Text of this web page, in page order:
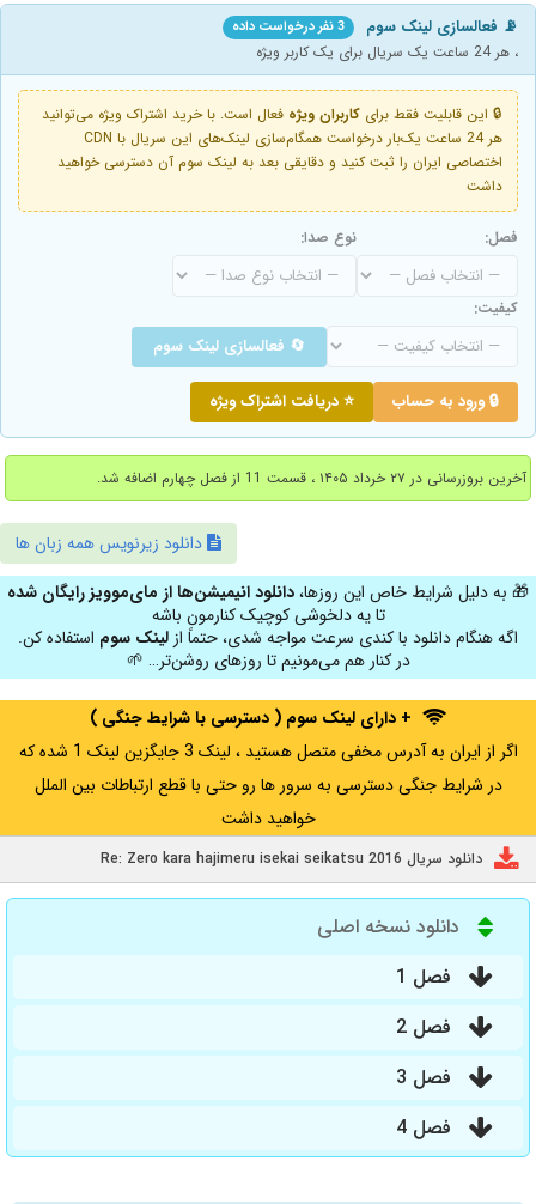
📡 فعالسازی لینک سوم 3 نفر درخواست داده
، هر 24 ساعت یک سریال برای یک کاربر ویژه
🔒 این قابلیت فقط برای کاربران ویژه فعال است. با خرید اشتراک ویژه می‌توانید
هر 24 ساعت یک‌بار درخواست همگام‌سازی لینک‌های این سریال با CDN
اختصاصی ایران را ثبت کنید و دقایقی بعد به لینک سوم آن دسترسی خواهید
داشت
فصل: نوع صدا:
کیفیت:
🔄 فعالسازی لینک سوم
🔒 ورود به حساب ⭐ دریافت اشتراک ویژه
آخرین بروزرسانی در ۲۷ خرداد ۱۴۰۵ ، قسمت 11 از فصل چهارم اضافه شد.
دانلود زیرنویس همه زبان ها
🎁 به دلیل شرایط خاص این روزها،دانلود انیمیشن‌ها از مای‌موویز رایگان شده
تا یه دلخوشی کوچیک کنارمون باشه
اگه هنگام دانلود با کندی سرعت مواجه شدی، حتماً از لینک سوم استفاده کن.
در کنار هم می‌مونیم تا روزهای روشن‌تر… 🌱
+ دارای لینک سوم ( دسترسی با شرایط جنگی )
اگر از ایران به آدرس مخفی متصل هستید ، لینک 3 جایگزین لینک 1 شده که
در شرایط جنگی دسترسی به سرور ها رو حتی با قطع ارتباطات بین الملل
خواهید داشت
دانلود سریال Re: Zero kara hajimeru isekai seikatsu 2016
دانلود نسخه اصلی
فصل 1
فصل 2
فصل 3
فصل 4